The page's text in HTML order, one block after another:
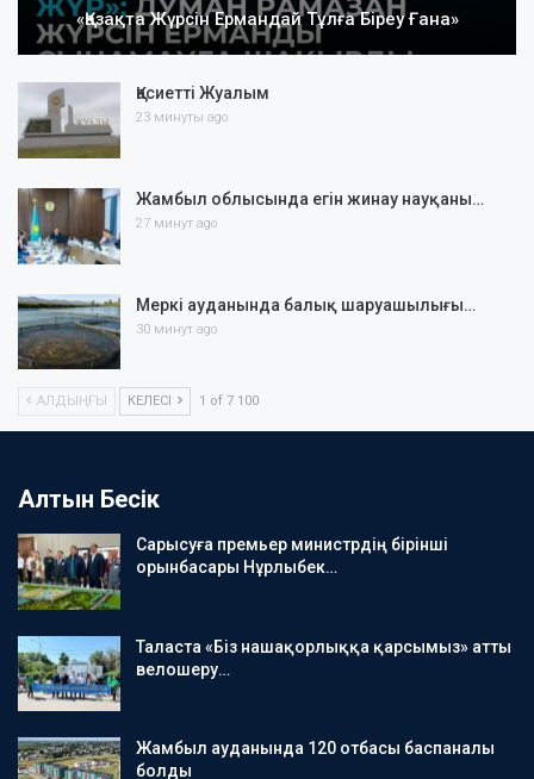
«Қазақта Жүрсін Ермандай Тұлға Біреу Ғана»
Қасиетті Жуалым
23 минуты ago
Жамбыл облысында егін жинау науқаны…
27 минут ago
Меркі ауданында балық шаруашылығы…
30 минут ago
АЛДЫҢҒЫ КЕЛЕСІ 1 of 7 100
Алтын Бесік
Сарысуға премьер министрдің бірінші
орынбасары Нұрлыбек…
Таласта «Біз нашақорлыққа қарсымыз» атты
велошеру…
Жамбыл ауданында 120 отбасы баспаналы
болды